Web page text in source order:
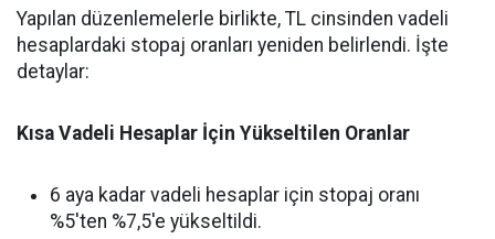
Yapılan düzenlemelerle birlikte, TL cinsinden vadeli
hesaplardaki stopaj oranları yeniden belirlendi. İşte
detaylar:
Kısa Vadeli Hesaplar İçin Yükseltilen Oranlar
6 aya kadar vadeli hesaplar için stopaj oranı
%5'ten %7,5'e yükseltildi.